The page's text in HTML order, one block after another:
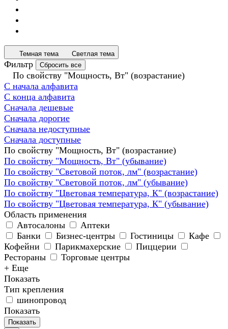
Темная тема Светлая тема
Фильтр Сбросить все
По свойству "Мощность, Вт" (возрастание)
С начала алфавита
С конца алфавита
Сначала дешевые
Сначала дорогие
Сначала недоступные
Сначала доступные
По свойству "Мощность, Вт" (возрастание)
По свойству "Мощность, Вт" (убывание)
По свойству "Световой поток, лм" (возрастание)
По свойству "Световой поток, лм" (убывание)
По свойству "Цветовая температура, К" (возрастание)
По свойству "Цветовая температура, К" (убывание)
Область применения
Автосалоны
Аптеки
Банки
Бизнес-центры Гостиницы
Кафе
Кофейни
Парикмахерские
Пиццерии
Рестораны
Торговые центры
+ Еще
Показать
Тип крепления
шинопровод
Показать
Показать